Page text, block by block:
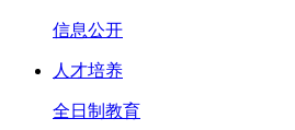
信息公开
人才培养
全日制教育